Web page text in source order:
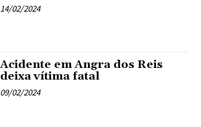
14/02/2024
Acidente em Angra dos Reis
deixa vítima fatal
09/02/2024